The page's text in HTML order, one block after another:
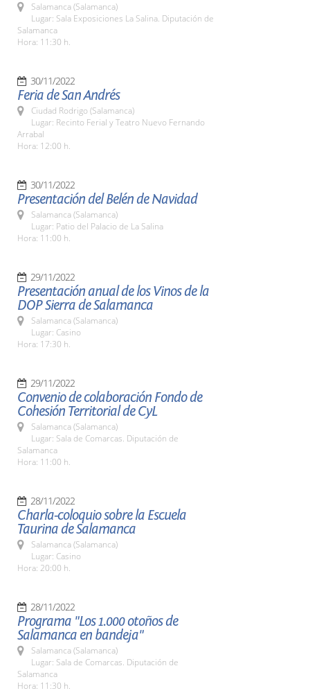
Salamanca (Salamanca)
Lugar: Sala Exposiciones La Salina. Diputación de
Salamanca
Hora: 11:30 h.
30/11/2022
Feria de San Andrés
Ciudad Rodrigo (Salamanca)
Lugar: Recinto Ferial y Teatro Nuevo Fernando
Arrabal
Hora: 12:00 h.
30/11/2022
Presentación del Belén de Navidad
Salamanca (Salamanca)
Lugar: Patio del Palacio de La Salina
Hora: 11:00 h.
29/11/2022
Presentación anual de los Vinos de la
DOP Sierra de Salamanca
Salamanca (Salamanca)
Lugar: Casino
Hora: 17:30 h.
29/11/2022
Convenio de colaboración Fondo de
Cohesión Territorial de CyL
Salamanca (Salamanca)
Lugar: Sala de Comarcas. Diputación de
Salamanca
Hora: 11:00 h.
28/11/2022
Charla-coloquio sobre la Escuela
Taurina de Salamanca
Salamanca (Salamanca)
Lugar: Casino
Hora: 20:00 h.
28/11/2022
Programa "Los 1.000 otoños de
Salamanca en bandeja"
Salamanca (Salamanca)
Lugar: Sala de Comarcas. Diputación de
Salamanca
Hora: 11:30 h.